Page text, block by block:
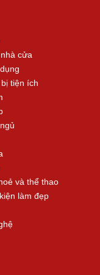
cửa
tiện ích
và thể thao
làm đẹp